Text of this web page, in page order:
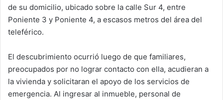
de su domicilio, ubicado sobre la calle Sur 4, entre
Poniente 3 y Poniente 4, a escasos metros del área del
teleférico.
El descubrimiento ocurrió luego de que familiares,
preocupados por no lograr contacto con ella, acudieran a
la vivienda y solicitaran el apoyo de los servicios de
emergencia. Al ingresar al inmueble, personal de